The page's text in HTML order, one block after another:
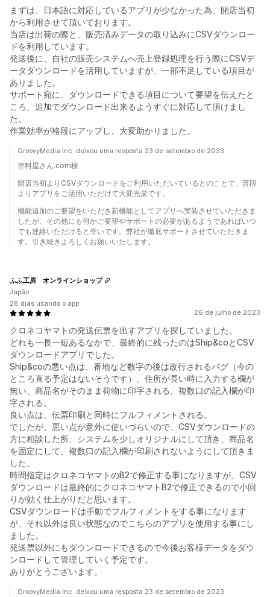
まずは、日本語に対応しているアプリが少なかった為、開店当初
から利用させて頂いております。
当店は出荷の際と、販売済みデータの取り込みにCSVダウンロー
ドを利用しています。
発送後に、自社の販売システムへ売上登録処理を行う際にCSVデ
ータダウンロードを活用していますが、一部不足している項目が
ありました。
サポート宛に、ダウンロードできる項目について要望を伝えたと
ころ、追加でダウンロード出来るようすぐに対応して頂けまし
た。
作業効率が格段にアップし、大変助かりました。
GroovyMedia Inc. deixou uma resposta 23 de setembro de 2023
塗料屋さん.com様
開店当初よりCSVダウンロードをご利用いただいているとのことで、普段
よりアプリをご活用いただけて大変光栄です。
機能追加のご要望をいただき新機能としてアプリへ実装させていただきま
したが、その他にも何かご要望やサポートの必要があるようであればいつ
でも連絡いただけると幸いです。弊社が徹底サポートさせていただきま
す。引き続きよろしくお願いいたします。
26 de julho de 2023
クロネコヤマトの発送伝票を出すアプリを探していました。
どれも一長一短あるなかで、最終的に残ったのはShip&coとCSV
ダウンロードアプリでした。
Ship&coの悪い点は、番地など数字の後は改行されるバグ（今の
ところ直る予定はないそうです）、住所が長い時に入力する欄が
無い、商品名がそのまま荷物に印字される、複数口の記入欄が印
字される。
良い点は、伝票印刷と同時にフルフィメントされる。
でしたが、悪い点が意外に使いづらいので、CSVダウンロードの
方に相談した所、システムを少しオリジナルにして頂き、商品名
を固定にして、複数口の記入欄が印刷されないようにして頂きま
した。
時間指定はクロネコヤマトのB2で修正する事になりますが、CSV
ダウンロードは最終的にクロネコヤマトB2で修正できるので小回
りが効く仕上がりだと思います。
CSVダウンロードは手動でフルフィメントをする事になります
が、それ以外は良い状態なのでこちらのアプリを使用する事にし
ました。
発送票以外にもダウンロードできるので今後お客様データをダウ
ンロードして管理していく予定です。
ありがとうございます。
ふふ工房 オンラインショップ
Japão
28 dias usando o app
GroovyMedia Inc. deixou uma resposta 23 de setembro de 2023